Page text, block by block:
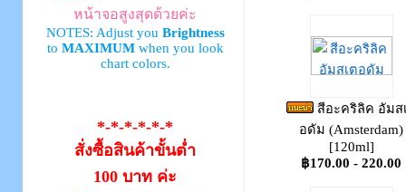
หน้าจอสูงสุดด้วยค่ะ
NOTES: Adjust you Brightness
to MAXIMUMwhen you look
chart colors.
*-*-*-*-*-*
สั่งซื้อสินค้าขั้นต่ำ
100 บาท ค่ะ
สีอะคริลิค อัมส
อดัม (Amsterdam)
[120ml]
฿170.00 - 220.00